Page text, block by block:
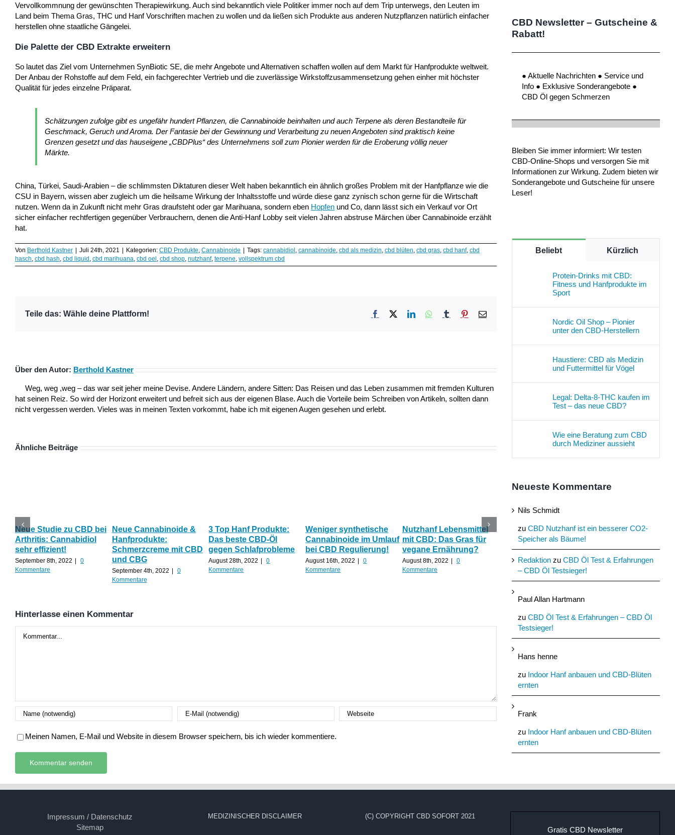
Vervollkommnung der gewünschten Therapiewirkung. Auch sind bekanntlich viele Politiker immer noch auf dem Trip unterwegs, den Leuten im
Land beim Thema Gras, THC und Hanf Vorschriften machen zu wollen und da ließen sich Produkte aus anderen Nutzpflanzen natürlich einfacher
herstellen ohne staatliche Gängelei.
Die Palette der CBD Extrakte erweitern
So lautet das Ziel vom Unternehmen SynBiotic SE, die mehr Angebote und Alternativen schaffen wollen auf dem Markt für Hanfprodukte weltweit.
Der Anbau der Rohstoffe auf dem Feld, ein fachgerechter Vertrieb und die zuverlässige Wirkstoffzusammensetzung gehen einher mit höchster
Qualität für jedes einzelne Präparat.
Schätzungen zufolge gibt es ungefähr hundert Pflanzen, die Cannabinoide beinhalten und auch Terpene als deren Bestandteile für
Geschmack, Geruch und Aroma. Der Fantasie bei der Gewinnung und Verarbeitung zu neuen Angeboten sind praktisch keine
Grenzen gesetzt und das hauseigene „CBDPlus“ des Unternehmens soll zum Pionier werden für die Eroberung völlig neuer
Märkte.
China, Türkei, Saudi-Arabien – die schlimmsten Diktaturen dieser Welt haben bekanntlich ein ähnlich großes Problem mit der Hanfpflanze wie die
CSU in Bayern, wissen aber zugleich um die heilsame Wirkung der Inhaltsstoffe und würde diese ganz zynisch schon gerne für die Wirtschaft
nutzen. Wenn da in Zukunft nicht mehr Gras draufsteht oder gar Marihuana, sondern eben Hopfen und Co, dann lässt sich ein Verkauf vor Ort
sicher einfacher rechtfertigen gegenüber Verbrauchern, denen die Anti-Hanf Lobby seit vielen Jahren abstruse Märchen über Cannabinoide erzählt
hat.
Von Berthold Kastner | Juli 24th, 2021 | Kategorien: CBD Produkte, Cannabinoide | Tags: cannabidiol, cannabinoide, cbd als medizin, cbd blüten, cbd gras, cbd hanf, cbd
hasch, cbd hash, cbd liquid, cbd marihuana, cbd oel, cbd shop, nutzhanf, terpene, vollspektrum cbd
Teile das: Wähle deine Plattform! Facebook
X LinkedInWhatsApp
TumblrPinterest
E-
Über den Autor: Berthold Kastner
Weg, weg ,weg – das war seit jeher meine Devise. Andere Ländern, andere Sitten: Das Reisen und das Leben zusammen mit fremden Kulturen
hat seinen Reiz. So wird der Horizont erweitert und befreit sich aus der eigenen Blase. Auch die Vorteile beim Schreiben von Artikeln, sollten dann
nicht vergessen werden. Vieles was in meinen Texten vorkommt, habe ich mit eigenen Augen gesehen und erlebt.
Ähnliche Beiträge
Neue Studie zu CBD bei
Arthritis: Cannabidiol
sehr effizient!
September 8th, 2022 |
0
Kommentare
Neue Cannabinoide &
Hanfprodukte:
Schmerzcreme mit CBD
und CBG
September 4th, 2022 |
0
Kommentare
3 Top Hanf Produkte:
Das beste CBD-Öl
gegen Schlafprobleme
August 28th, 2022 |
0
Kommentare
Weniger synthetische
Cannabinoide im Umlauf
bei CBD Regulierung!
August 16th, 2022 |
0
Kommentare
Nutzhanf Lebensmittel
mit CBD: Das Gras für
vegane Ernährung?
August 8th, 2022 |
0
Kommentare
Studie: Vollspektrum
CBD bei Epilepsie
wirksamer als Hanf
Isolate!
August 7th, 2022
0
Kommentare
Neue Cannabinoide
wollen Hanf
August 5th, 2022 | 0
Hinterlasse einen Kommentar
Meinen Namen, E-Mail und Website in diesem Browser speichern, bis ich wieder kommentiere.
CBD Newsletter – Gutscheine &
Rabatt!
● Aktuelle Nachrichten ● Service und
Info ● Exklusive Sonderangebote ●
CBD Öl gegen Schmerzen
Bleiben Sie immer informiert: Wir testen
CBD-Online-Shops und versorgen Sie mit
Informationen zur Wirkung. Zudem bieten wir
Sonderangebote und Gutscheine für unsere
Leser!
Beliebt Kürzlich
Protein-Drinks mit CBD:
Fitness und Hanfprodukte im
Sport
Nordic Oil Shop – Pionier
unter den CBD-Herstellern
Haustiere: CBD als Medizin
und Futtermittel für Vögel
Legal: Delta-8-THC kaufen im
Test – das neue CBD?
Wie eine Beratung zum CBD
durch Mediziner aussieht
Neueste Kommentare
Nils Schmidt
zu CBD Nutzhanf ist ein besserer CO2-
Speicher als Bäume!
Redaktion zu CBD Öl Test & Erfahrungen
– CBD Öl Testsieger!
Paul Allan Hartmann
zu CBD Öl Test & Erfahrungen – CBD Öl
Testsieger!
Hans henne
zu Indoor Hanf anbauen und CBD-Blüten
ernten
Frank
zu Indoor Hanf anbauen und CBD-Blüten
ernten
Impressum / Datenschutz
Sitemap
MEDIZINISCHER DISCLAIMER (C) COPYRIGHT CBD SOFORT 2021
Gratis CBD Newsletter